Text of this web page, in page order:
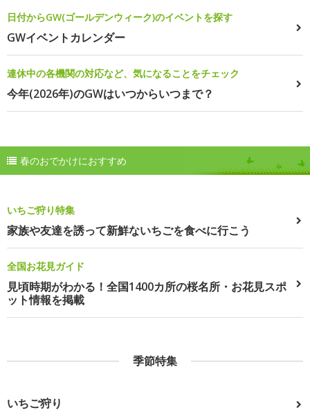
日付からGW(ゴールデンウィーク)のイベントを探す
GWイベントカレンダー
連休中の各機関の対応など、気になることをチェック
今年(2026年)のGWはいつからいつまで？
春のおでかけにおすすめ
いちご狩り特集
家族や友達を誘って新鮮ないちごを食べに行こう
全国お花見ガイド
見頃時期がわかる！全国1400カ所の桜名所・お花見スポ
ット情報を掲載
季節特集
いちご狩り